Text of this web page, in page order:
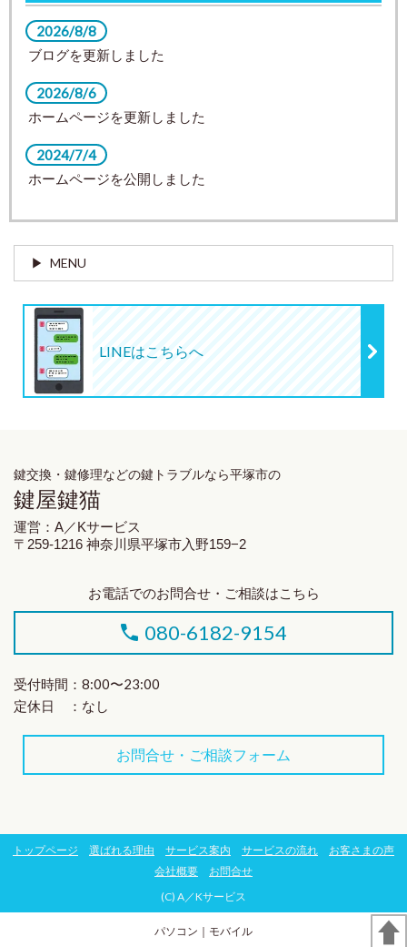
2026/8/8
ブログを更新しました
2026/8/6
ホームページを更新しました
2024/7/4
ホームページを公開しました
MENU
LINEはこちらへ
鍵交換・鍵修理などの鍵トラブルなら平塚市の
鍵屋鍵猫
運営：A／Kサービス
〒259-1216 神奈川県平塚市入野159−2
お電話でのお問合せ・ご相談はこちら
080-6182-9154
受付時間：8:00〜23:00
定休日 ：なし
お問合せ・ご相談フォーム
(C) A／Kサービス
トップページ 選ばれる理由 サービス案内 サービスの流れ
お客さまの声
会社概要
お問合せ
パソコン ｜モバイル